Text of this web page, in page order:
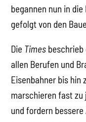
begannen nun in
gefolgt von den
Die Times beschrieb
allen Berufen und
Eisenbahner bis hin
marschieren fast zu
und fordern